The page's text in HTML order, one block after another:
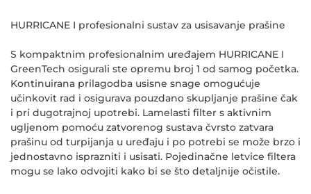
HURRICANE I profesionalni sustav za usisavanje prašine
S kompaktnim profesionalnim uređajem HURRICANE I
GreenTech osigurali ste opremu broj 1 od samog početka.
Kontinuirana prilagodba usisne snage omogućuje
učinkovit rad i osigurava pouzdano skupljanje prašine čak
i pri dugotrajnoj upotrebi. Lamelasti filter s aktivnim
ugljenom pomoću zatvorenog sustava čvrsto zatvara
prašinu od turpijanja u uređaju i po potrebi se može brzo i
jednostavno isprazniti i usisati. Pojedinačne letvice filtera
mogu se lako odvojiti kako bi se što detaljnije očistile.